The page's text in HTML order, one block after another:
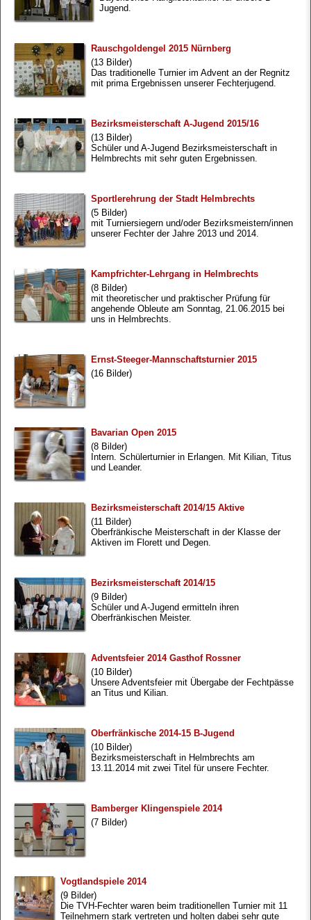
Jugend.
Rauschgoldengel 2015 Nürnberg
(13 Bilder)
Das traditionelle Turnier im Advent an der Regnitz
mit prima Ergebnissen unserer Fechterjugend.
Bezirksmeisterschaft A-Jugend 2015/16
(13 Bilder)
Schüler und A-Jugend Bezirksmeisterschaft in
Helmbrechts mit sehr guten Ergebnissen.
Sportlerehrung der Stadt Helmbrechts
(5 Bilder)
mit Turniersiegern und/oder Bezirksmeistern/innen
unserer Fechter der Jahre 2013 und 2014.
Kampfrichter-Lehrgang in Helmbrechts
(8 Bilder)
mit theoretischer und praktischer Prüfung für
angehende Obleute am Sonntag, 21.06.2015 bei
uns in Helmbrechts.
Ernst-Steeger-Mannschaftsturnier 2015
(16 Bilder)
Bavarian Open 2015
(8 Bilder)
Intern. Schülerturnier in Erlangen. Mit Kilian, Titus
und Leander.
Bezirksmeisterschaft 2014/15 Aktive
(11 Bilder)
Oberfränkische Meisterschaft in der Klasse der
Aktiven im Florett und Degen.
Bezirksmeisterschaft 2014/15
(9 Bilder)
Schüler und A-Jugend ermitteln ihren
Oberfränkischen Meister.
Adventsfeier 2014 Gasthof Rossner
(10 Bilder)
Unsere Adventsfeier mit Übergabe der Fechtpässe
an Titus und Kilian.
Oberfränkische 2014-15 B-Jugend
(10 Bilder)
Bezirksmeisterschaft in Helmbrechts am
13.11.2014 mit zwei Titel für unsere Fechter.
Bamberger Klingenspiele 2014
(7 Bilder)
Vogtlandspiele 2014
(9 Bilder)
Die TVH-Fechter waren beim traditionellen Turnier mit 11
Teilnehmern stark vertreten und holten dabei sehr gute